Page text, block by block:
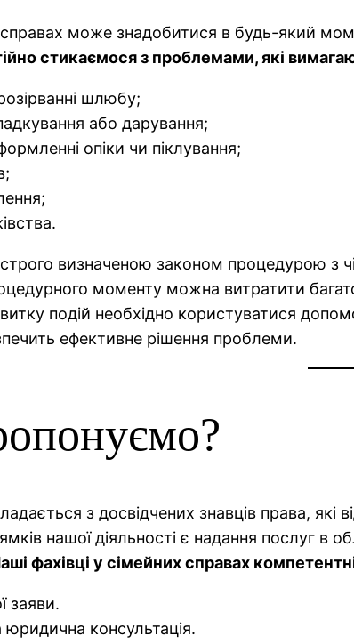
справах може знадобитися в будь-який
стикаємося з проблемами, які
шлюбу;
або дарування;
опіки чи піклування;
визначеною законом процедурою з
моменту можна витратити
подій необхідно користуватися
ефективне рішення проблеми.
з досвідчених знавців права, які
нашої діяльності є надання послуг в
фахівці у сімейних справах
заяви.
консультація.